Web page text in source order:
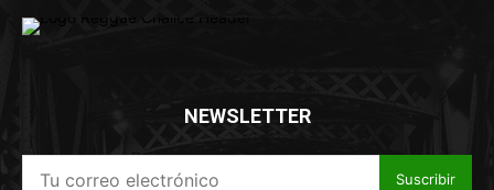
NEWSLETTER
Suscribir